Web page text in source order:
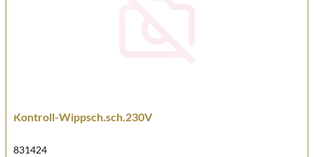
Kontroll-Wippsch.sch.230V
831424